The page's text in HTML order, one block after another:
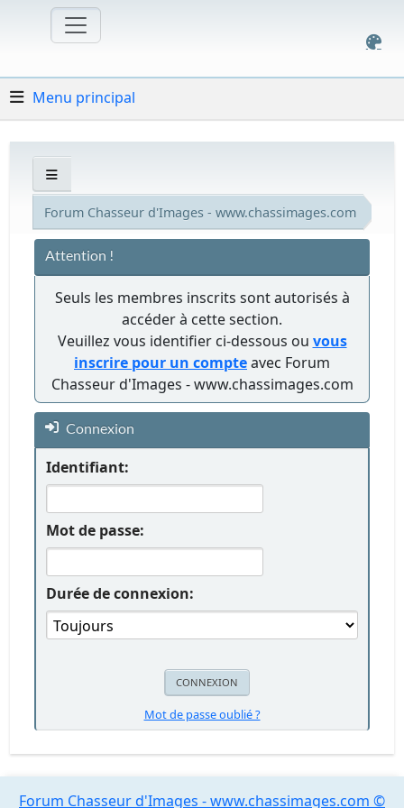
Menu principal
Forum Chasseur d'Images - www.chassimages.com
Attention !
Seuls les membres inscrits sont autorisés à
accéder à cette section.
Veuillez vous identifier ci-dessous ou vous
inscrire pour un compteavec Forum
Chasseur d'Images - www.chassimages.com
Connexion
Identifiant:
Mot de passe:
Durée de connexion:
Mot de passe oublié ?
Forum Chasseur d'Images - www.chassimages.com ©